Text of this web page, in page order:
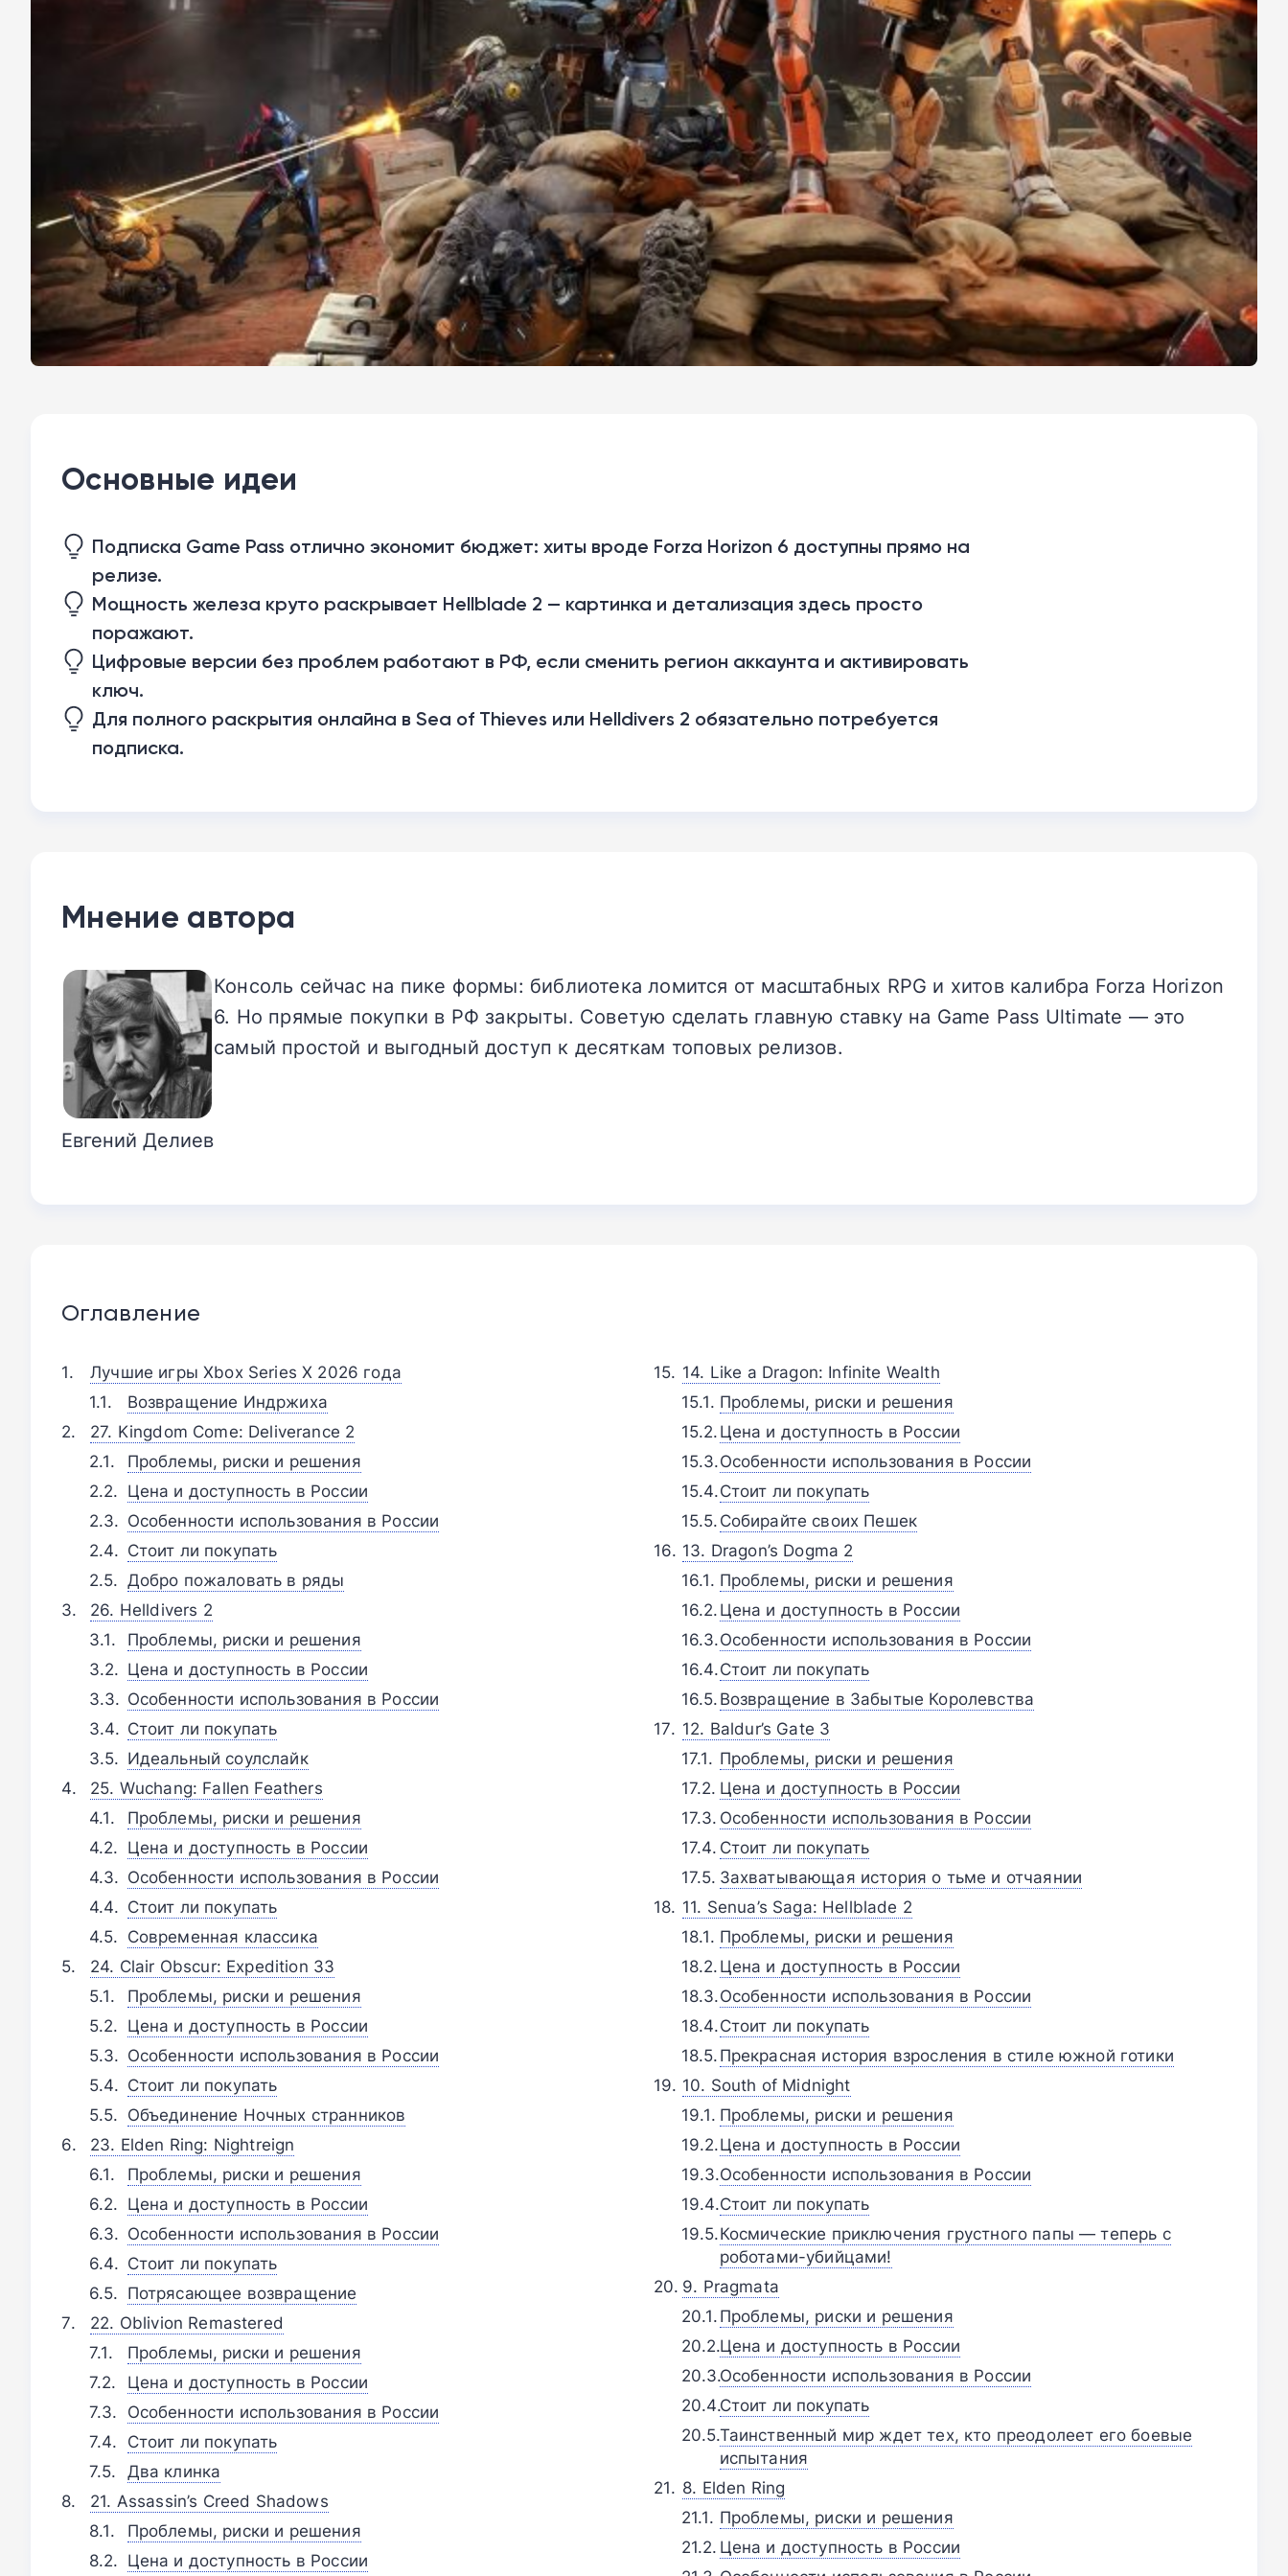
Основные идеи
Подписка Game Pass отлично экономит бюджет: хиты вроде Forza Horizon 6 доступны прямо на
релизе.
Мощность железа круто раскрывает Hellblade 2 — картинка и детализация здесь просто
поражают.
Цифровые версии без проблем работают в РФ, если сменить регион аккаунта и активировать
ключ.
Для полного раскрытия онлайна в Sea of Thieves или Helldivers 2 обязательно потребуется
подписка.
Мнение автора
Евгений Делиев
Консоль сейчас на пике формы: библиотека ломится от масштабных RPG и хитов калибра Forza Horizon
6. Но прямые покупки в РФ закрыты. Советую сделать главную ставку на Game Pass Ultimate — это
самый простой и выгодный доступ к десяткам топовых релизов.
Оглавление
Лучшие игры Xbox Series X 2026 года
Возвращение Индржиха
27. Kingdom Come: Deliverance 2
Проблемы, риски и решения
Цена и доступность в России
Особенности использования в России
Стоит ли покупать
Добро пожаловать в ряды
26. Helldivers 2
Проблемы, риски и решения
Цена и доступность в России
Особенности использования в России
Стоит ли покупать
Идеальный соулслайк
25. Wuchang: Fallen Feathers
Проблемы, риски и решения
Цена и доступность в России
Особенности использования в России
Стоит ли покупать
Современная классика
24. Clair Obscur: Expedition 33
Проблемы, риски и решения
Цена и доступность в России
Особенности использования в России
Стоит ли покупать
Объединение Ночных странников
23. Elden Ring: Nightreign
Проблемы, риски и решения
Цена и доступность в России
Особенности использования в России
Стоит ли покупать
Потрясающее возвращение
22. Oblivion Remastered
Проблемы, риски и решения
Цена и доступность в России
Особенности использования в России
Стоит ли покупать
Два клинка
21. Assassin’s Creed Shadows
Проблемы, риски и решения
Цена и доступность в России
14. Like a Dragon: Infinite Wealth
Проблемы, риски и решения
Цена и доступность в России
Особенности использования в России
Стоит ли покупать
Собирайте своих Пешек
13. Dragon’s Dogma 2
Проблемы, риски и решения
Цена и доступность в России
Особенности использования в России
Стоит ли покупать
Возвращение в Забытые Королевства
12. Baldur’s Gate 3
Проблемы, риски и решения
Цена и доступность в России
Особенности использования в России
Стоит ли покупать
Захватывающая история о тьме и отчаянии
11. Senua’s Saga: Hellblade 2
Проблемы, риски и решения
Цена и доступность в России
Особенности использования в России
Стоит ли покупать
Прекрасная история взросления в стиле южной готики
10. South of Midnight
Проблемы, риски и решения
Цена и доступность в России
Особенности использования в России
Стоит ли покупать
Космические приключения грустного папы — теперь с
роботами-убийцами!
9. Pragmata
Проблемы, риски и решения
Цена и доступность в России
Особенности использования в России
Стоит ли покупать
Таинственный мир ждет тех, кто преодолеет его боевые
испытания
8. Elden Ring
Проблемы, риски и решения
Цена и доступность в России